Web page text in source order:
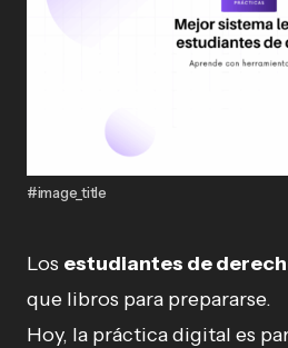
#image_title
Los estudiantes de
que libros para prepararse.
Hoy, la práctica digital es